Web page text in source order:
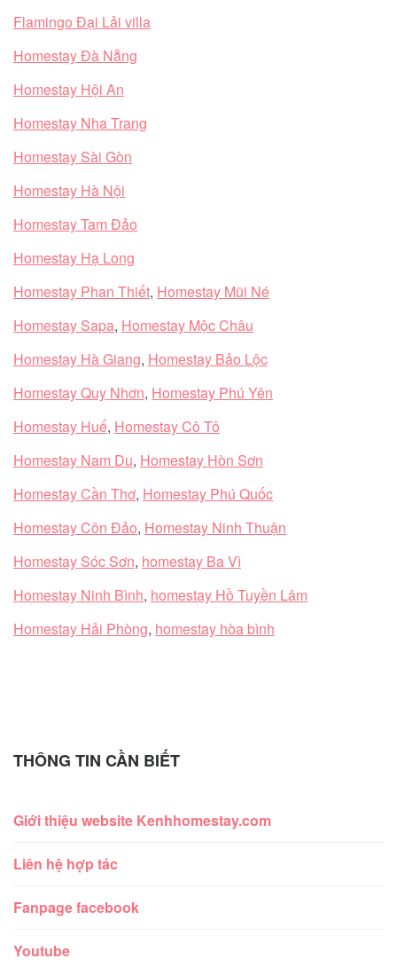
Flamingo Đại Lải villa
Homestay Đà Nẵng
Homestay Hội An
Homestay Nha Trang
Homestay Sài Gòn
Homestay Hà Nội
Homestay Tam Đảo
Homestay Hạ Long
Homestay Phan Thiết, Homestay Mũi Né
Homestay Sapa, Homestay Mộc Châu
Homestay Hà Giang, Homestay Bảo Lộc
Homestay Quy Nhơn, Homestay Phú Yên
Homestay Huế, Homestay Cô Tô
Homestay Nam Du, Homestay Hòn Sơn
Homestay Cần Thơ, Homestay Phú Quốc
Homestay Côn Đảo, Homestay Ninh Thuận
Homestay Sóc Sơn, homestay Ba Vì
Homestay Ninh Bình, homestay Hồ Tuyền Lâm
Homestay Hải Phòng, homestay hòa bình
THÔNG TIN CẦN BIẾT
Giới thiệu website Kenhhomestay.com
Liên hệ hợp tác
Fanpage facebook
Youtube